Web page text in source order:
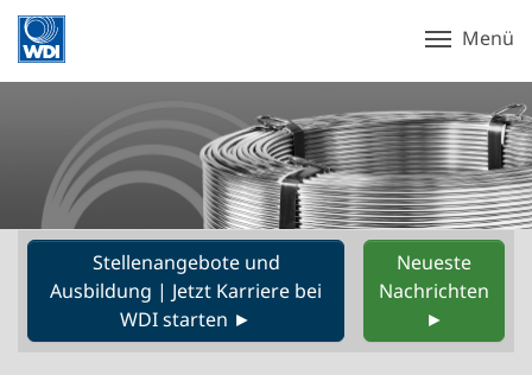
Menü
Stellenangebote und
Ausbildung | Jetzt Karriere bei
WDI starten ►
Neueste
Nachrichten
►